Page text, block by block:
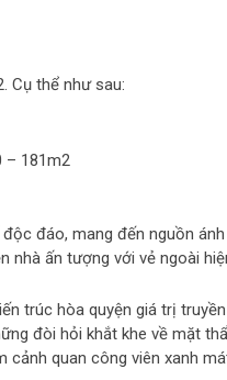
Cụ thể như sau:
– 181m2
đáo, mang đến nguồn
nhà ấn tượng với vẻ ngoài
trúc hòa quyện giá trị
đòi hỏi khắt khe về mặt
quan công viên xanh